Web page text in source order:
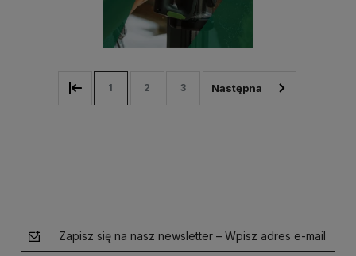
1 2 3
Zapisz się na nasz newsletter – Wpisz adres e-mail